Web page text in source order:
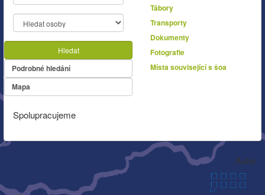
Hledat
Podrobné hledání
Mapa
Tábory
Transporty
Dokumenty
Fotografie
Místa související s šoa
Spolupracujeme
Autor